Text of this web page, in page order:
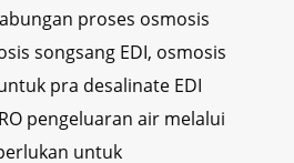
proses osmosis
songsang EDI, osmosis
pra desalinate EDI
pengeluaran air melalui
untuk